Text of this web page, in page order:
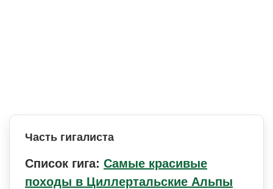
Часть гигалиста
Список гига: Самые красивые
походы в Циллертальские Альпы